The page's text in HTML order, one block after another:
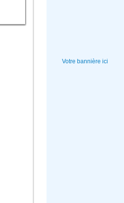
Votre bannière ici